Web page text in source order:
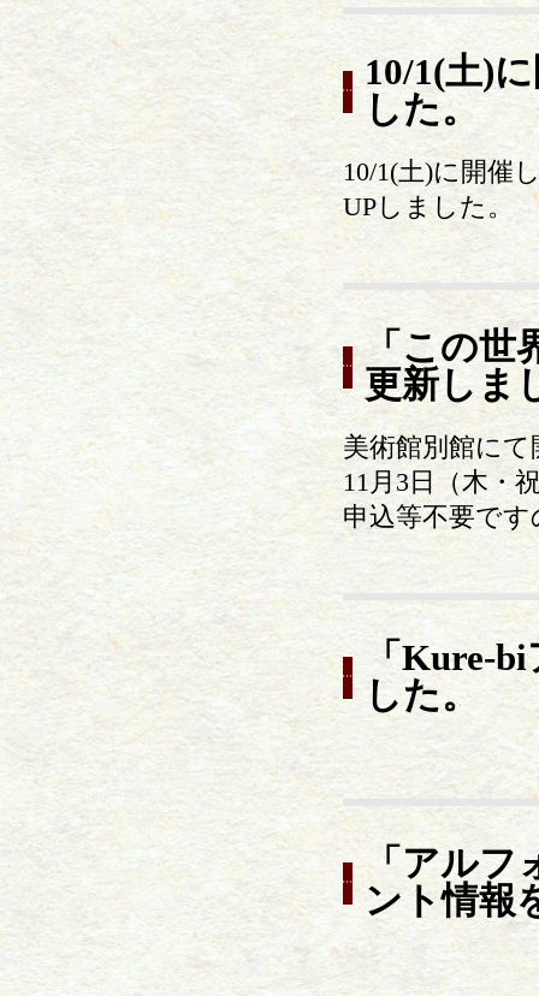
10/1(土)
した。
10/1(土)に開催
UPしました。
「この世
更新しま
美術館別館に
11月3日（木・
申込等不要で
「Kure-
した。
「アルフ
ント情報